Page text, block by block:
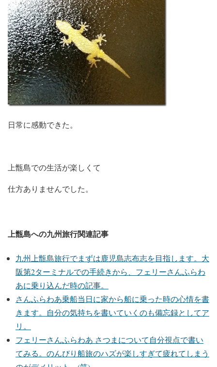
日常に感動できた。
上甑島での生活が楽しくて
仕方ありませんでした。
上甑島への九州旅行関連記事
九州上甑島旅行でまずは鹿児島志布志を目指します。大
阪第2ターミナルでの手続きから、フェリーさんふらわ
あに乗り込んだ時の記事。
さんふらわあ乗船当日に家から船に乗った時の心情を書
きます。自分の気持ちを書いていくのも備忘録としてア
リ。
フェリーさんふらわあ さつまについて自分視点で書い
てみる。のんびり船旅のハズが楽しすぎて疲れてしまう